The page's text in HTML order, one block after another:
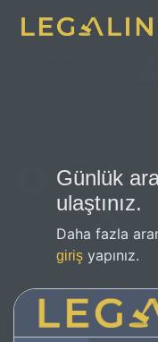
Günlük
ulaştınız.
Daha fazla
giriş yapınız.